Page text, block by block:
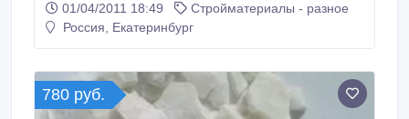
промупаковка, так и мелкая фасовка. крепеж для
деревянных конструкций -перфорированный
слесарный, общестроительный) DERMALER,
WORKMAN, Centroinstrument (Центроинструмент),
Brigadier измерительный инструмент (уровни,
01/04/2011 18:49
Стройматериалы - разное
Россия, Екатеринбург
780 руб.